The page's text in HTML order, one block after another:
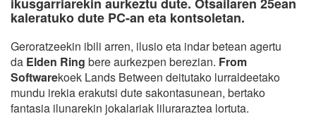
kaleratuko dute PC-an eta kontsoletan.
Geroratzeekin ibili arren, ilusio eta indar betean agertu
da Elden Ring bere aurkezpen berezian. From
Softwarekoek Lands Between deitutako lurraldeetako
mundu irekia erakutsi dute sakontasunean, bertako
fantasia ilunarekin jokalariak liluraraztea lortuta.